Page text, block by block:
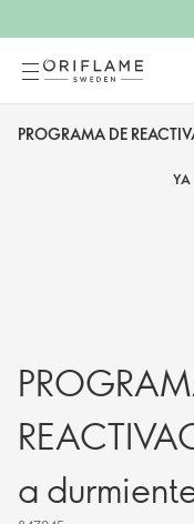
PROGRAMA DE
YA
a